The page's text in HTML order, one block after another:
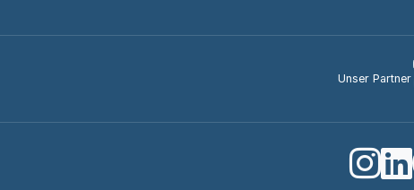
Unser Partner